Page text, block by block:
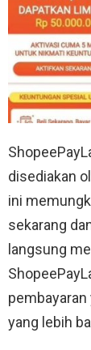
disediakan
ini
sekarang
langsung
yang lebih